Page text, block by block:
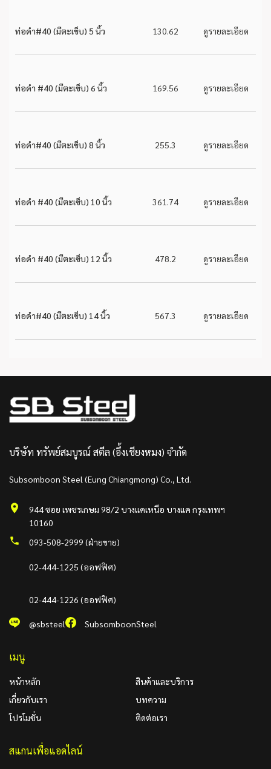
ท่อดำ#40 (มีตะเข็บ) 5 นิ้ว 130.62 ดูรายละเอียด
ท่อดำ #40 (มีตะเข็บ) 6 นิ้ว 169.56 ดูรายละเอียด
ท่อดำ#40 (มีตะเข็บ) 8 นิ้ว 255.3 ดูรายละเอียด
ท่อดำ #40 (มีตะเข็บ) 10 นิ้ว 361.74 ดูรายละเอียด
ท่อดำ #40 (มีตะเข็บ) 12 นิ้ว 478.2 ดูรายละเอียด
ท่อดำ#40 (มีตะเข็บ) 14 นิ้ว 567.3 ดูรายละเอียด
บริษัท ทรัพย์สมบูรณ์ สตีล (อึ้งเชียงหมง) จำกัด
Subsomboon Steel (Eung Chiangmong) Co., Ltd.
944 ซอย เพชรเกษม 98/2 บางแคเหนือ บางแค กรุงเทพฯ
10160
093-508-2999 (ฝ่ายขาย)
02-444-1225 (ออฟฟิศ)
02-444-1226 (ออฟฟิศ)
@sbsteel SubsomboonSteel
เมนู
หน้าหลัก
เกี่ยวกับเรา
โปรโมชั่น
สินค้าและบริการ
บทความ
ติดต่อเรา
สแกนเพื่อแอดไลน์